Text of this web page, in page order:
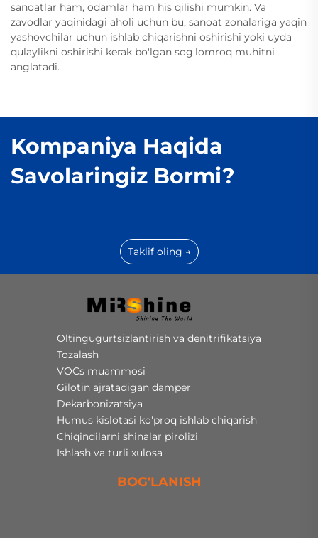
sanoatlar ham, odamlar ham his qilishi mumkin. Va
zavodlar yaqinidagi aholi uchun bu, sanoat zonalariga yaqin
yashovchilar uchun ishlab chiqarishni oshirishi yoki uyda
qulaylikni oshirishi kerak bo'lgan sog'lomroq muhitni
anglatadi.
Kompaniya Haqida
Savolaringiz Bormi?
Taklif oling →
Oltingugurtsizlantirish va denitrifikatsiya
Tozalash
VOCs muammosi
Gilotin ajratadigan damper
Dekarbonizatsiya
Humus kislotasi ko'proq ishlab chiqarish
Chiqindilarni shinalar pirolizi
Ishlash va turli xulosa
BOG'LANISH